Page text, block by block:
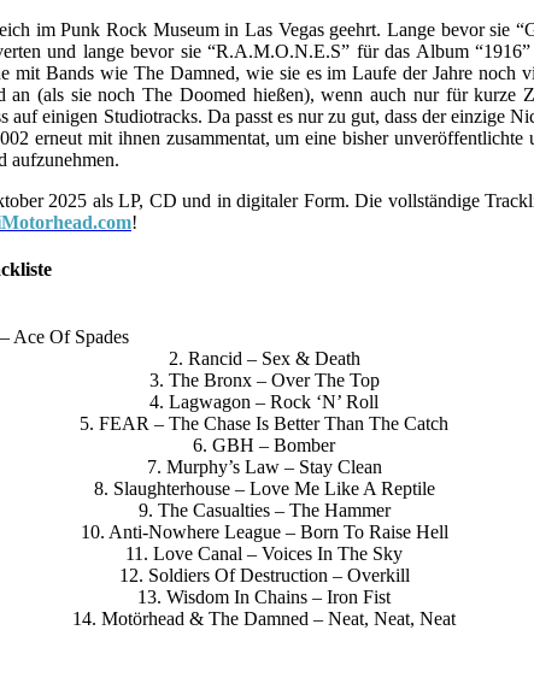
im Punk Rock Museum in Las Vegas geehrt. Lange bevor sie
und lange bevor sie “R.A.M.O.N.E.S” für das Album
mit Bands wie The Damned, wie sie es im Laufe der Jahre noch
(als sie noch The Doomed hießen), wenn auch nur für kurze
einigen Studiotracks. Da passt es nur zu gut, dass der einzige
erneut mit ihnen zusammentat, um eine bisher unveröffentlichte
aufzunehmen.
2025 als LP, CD und in digitaler Form. Die vollständige
!
Ace Of Spades
2. Rancid – Sex & Death
3. The Bronx – Over The Top
4. Lagwagon – Rock ‘N’ Roll
5. FEAR – The Chase Is Better Than The Catch
6. GBH – Bomber
7. Murphy’s Law – Stay Clean
8. Slaughterhouse – Love Me Like A Reptile
9. The Casualties – The Hammer
10. Anti-Nowhere League – Born To Raise Hell
11. Love Canal – Voices In The Sky
12. Soldiers Of Destruction – Overkill
13. Wisdom In Chains – Iron Fist
14. Motӧrhead & The Damned – Neat, Neat, Neat